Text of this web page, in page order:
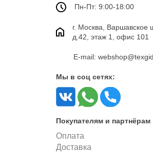
Пн-Пт: 9:00-18:00
г. Москва, Варшавское
д.42, этаж 1, офис 101
E-mail:
Мы в соц сетях:
Покупателям и партнёрам
Оплата
Доставка